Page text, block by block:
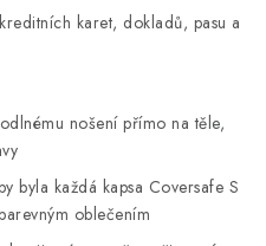
karet, dokladů, pasu a
nošení přímo na těle,
byla každá kapsa Coversafe S
oblečením